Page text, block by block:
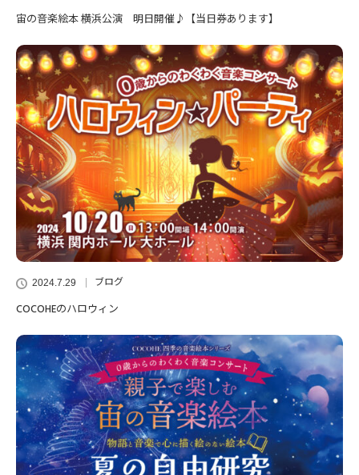
宙の音楽絵本 横浜公演 明日開催♪【当日券あります】
2024.7.29 ブログ
COCOHEのハロウィン